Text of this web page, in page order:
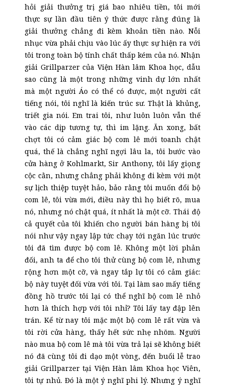
hỏi giải thưởng trị giá bao nhiêu tiền, tôi mới
thực sự lần đầu tiên ý thức được rằng đúng là
giải thưởng chẳng đi kèm khoản tiền nào. Nỗi
nhục vừa phải chịu vào lúc ấy thực sự hiện ra với
tôi trong toàn bộ tính chất thấp kém của nó. Nhận
giải Grillparzer của Viện Hàn lâm Khoa học, dẫu
sao cũng là một trong những vinh dự lớn nhất
mà một người Áo có thể có được, một người cất
tiếng nói, tôi nghĩ là kiến trúc sư. Thật là khủng,
triết gia nói. Em trai tôi, như luôn luôn vẫn thế
vào các dịp tương tự, thì im lặng. Ăn xong, bất
chợt tôi có cảm giác bộ com lê mới toanh chật
quá, thế là chẳng nghĩ ngợi lâu la, tôi bước vào
cửa hàng ở Kohlmarkt, Sir Anthony, tôi lấy giọng
cộc cằn, nhưng chẳng phải không đi kèm với một
sự lịch thiệp tuyệt hảo, bảo rằng tôi muốn đổi bộ
com lê, tôi vừa mới, điều này thì họ biết rõ, mua
nó, nhưng nó chật quá, ít nhất là một cỡ. Thái độ
cả quyết của tôi khiến cho người bán hàng bị tôi
nói như vậy ngay lập tức chạy tới ngăn lúc trước
tôi đã tìm được bộ com lê. Không một lời phản
đối, anh ta để cho tôi thử cùng bộ com lê, nhưng
rộng hơn một cỡ, và ngay tắp lự tôi có cảm giác:
bộ này tuyệt đối vừa với tôi. Tại làm sao mấy tiếng
đồng hồ trước tôi lại có thể nghĩ bộ com lê nhỏ
hơn là thích hợp với tôi nhỉ? Tôi lấy tay đập lên
trán. Kể từ nay tôi mặc một bộ com lê rất vừa và
tôi rời cửa hàng, thấy hết sức nhẹ nhõm. Người
nào mua bộ com lê mà tôi vừa trả lại sẽ không biết
nó đã cùng tôi đi dạo một vòng, đến buổi lễ trao
giải Grillparzer tại Viện Hàn lâm Khoa học Viên,
tôi tự nhủ. Đó là một ý nghĩ phi lý. Nhưng ý nghĩ